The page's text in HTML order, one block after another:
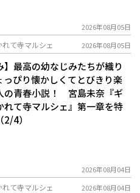
2026年08月05日
て寺マルシェ 2026年08月05日
】最高の幼なじみたちが織り
っぴり懐かしくてとびきり楽
の青春小説！ 宮島未奈『ギ
れて寺マルシェ』第一章を特
4）
2026年08月04日
て寺マルシェ 2026年08月04日